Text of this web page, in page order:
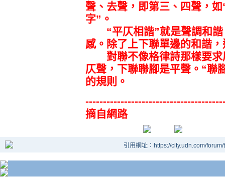
聲、去聲，即第三、四聲，
字”。
“平仄相諧”就是聲調和諧
感。除了上下聯單邊的和諧
對聯不像格律詩那樣要求
仄聲，下聯聯腳是平聲。“聯
的規則。
摘自網路
引用網址：https://city.udn.com/